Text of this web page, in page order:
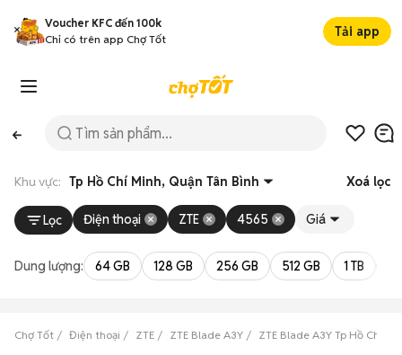
Voucher KFC đến 100k
Chỉ có trên app Chợ Tốt
Tải app
Khu vực: Tp Hồ Chí Minh, Quận Tân Bình Xoá lọc
Lọc Điện thoại ZTE 4565 Giá
Dung lượng: 64 GB 128 GB 256 GB 512 GB 1 TB
Chợ Tốt Điện thoại ZTE ZTE Blade A3Y ZTE Blade A3Y Tp Hồ Chí